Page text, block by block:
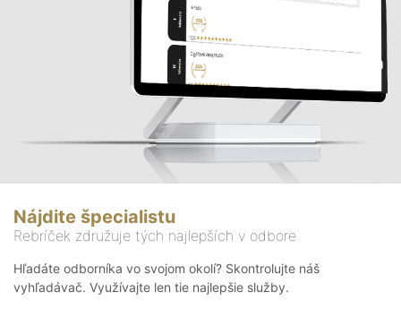
Nájdite špecialistu
Rebríček združuje tých najlepších v odbore
Hľadáte odborníka vo svojom okolí? Skontrolujte náš
vyhľadávač. Využívajte len tie najlepšie služby.